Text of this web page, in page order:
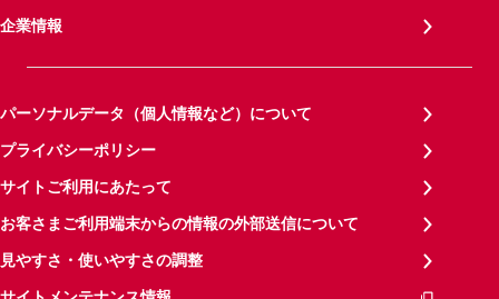
企業情報
パーソナルデータ（個人情報など）について
プライバシーポリシー
サイトご利用にあたって
お客さまご利用端末からの情報の外部送信について
見やすさ・使いやすさの調整